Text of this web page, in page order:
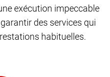
exécution impeccable
des services qui
habituelles.